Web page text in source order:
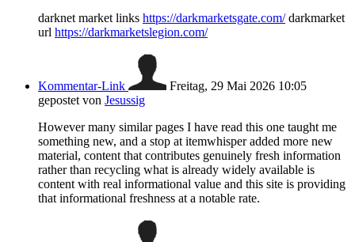
darknet market links https://darkmarketsgate.com/darkmarket
url https://darkmarketslegion.com/
Kommentar-Link
Freitag, 29 Mai 2026 10:05
gepostet von Jesussig
However many similar pages I have read this one taught me
something new, and a stop at itemwhisper added more new
material, content that contributes genuinely fresh information
rather than recycling what is already widely available is
content with real informational value and this site is providing
that informational freshness at a notable rate.